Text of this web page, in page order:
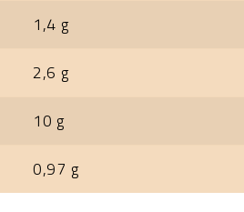
1,4 g
2,6 g
10 g
0,97 g